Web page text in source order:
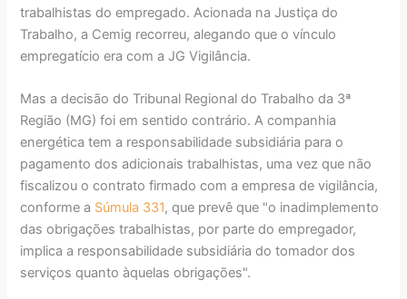
trabalhistas do empregado. Acionada na Justiça do
Trabalho, a Cemig recorreu, alegando que o vínculo
empregatício era com a JG Vigilância.
Mas a decisão do Tribunal Regional do Trabalho da 3ª
Região (MG) foi em sentido contrário. A companhia
energética tem a responsabilidade subsidiária para o
pagamento dos adicionais trabalhistas, uma vez que não
fiscalizou o contrato firmado com a empresa de vigilância,
conforme a Súmula 331, que prevê que "o inadimplemento
das obrigações trabalhistas, por parte do empregador,
implica a responsabilidade subsidiária do tomador dos
serviços quanto àquelas obrigações".